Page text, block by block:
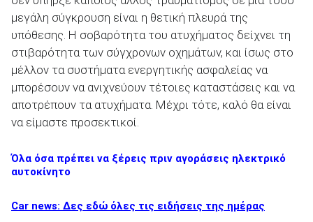
μεγάλη σύγκρουση είναι η θετική πλευρά της
υπόθεσης. Η σοβαρότητα του ατυχήματος δείχνει τη
στιβαρότητα των σύγχρονων οχημάτων, και ίσως στο
μέλλον τα συστήματα ενεργητικής ασφαλείας να
μπορέσουν να ανιχνεύουν τέτοιες καταστάσεις και να
αποτρέπουν τα ατυχήματα. Μέχρι τότε, καλό θα είναι
να είμαστε προσεκτικοί.
Όλα όσα πρέπει να ξέρεις πριν αγοράσεις ηλεκτρικό
αυτοκίνητο
Car news: Δες εδώ όλες τις ειδήσεις της ημέρας